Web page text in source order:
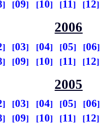
09 10 11 12
2006
03 04 05
06
09 10 11 12
2005
03 04 05
06
09 10 11 12